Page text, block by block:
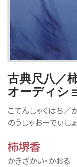
古典尺八／
オーディシ
こてんしゃくはち／
のうしゃおーでぃしょ
柿堺香
かきざかい・かおる